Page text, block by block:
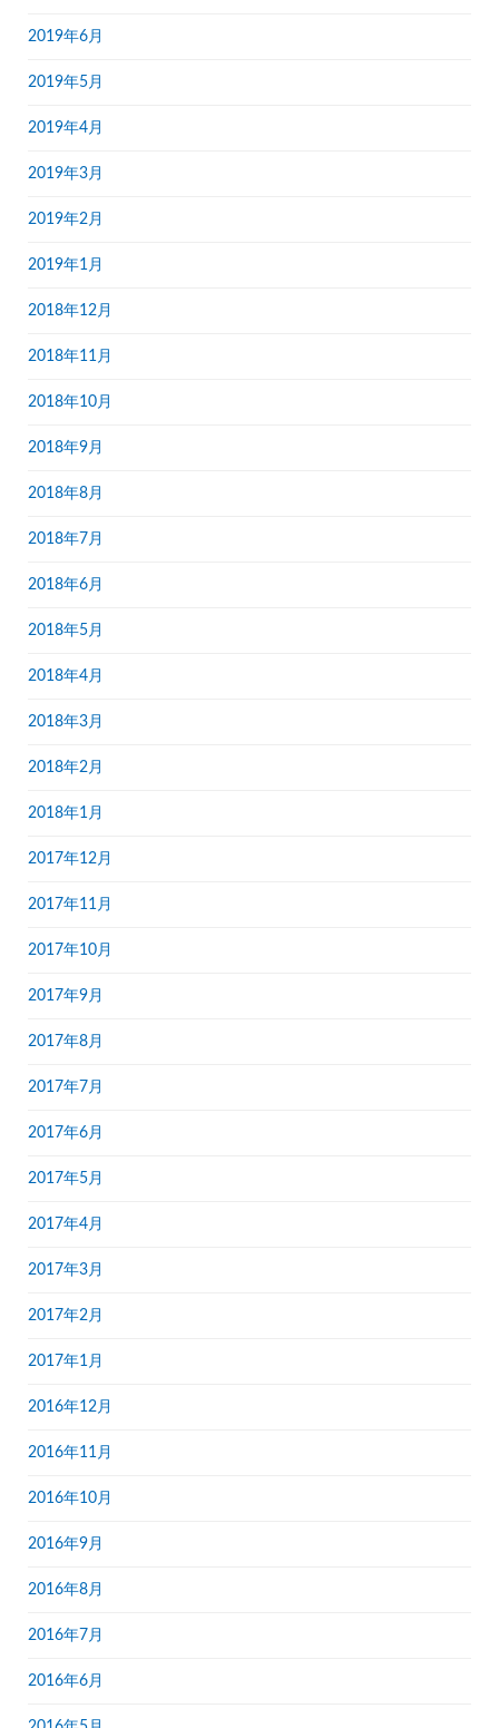
2019年6月
2019年5月
2019年4月
2019年3月
2019年2月
2019年1月
2018年12月
2018年11月
2018年10月
2018年9月
2018年8月
2018年7月
2018年6月
2018年5月
2018年4月
2018年3月
2018年2月
2018年1月
2017年12月
2017年11月
2017年10月
2017年9月
2017年8月
2017年7月
2017年6月
2017年5月
2017年4月
2017年3月
2017年2月
2017年1月
2016年12月
2016年11月
2016年10月
2016年9月
2016年8月
2016年7月
2016年6月